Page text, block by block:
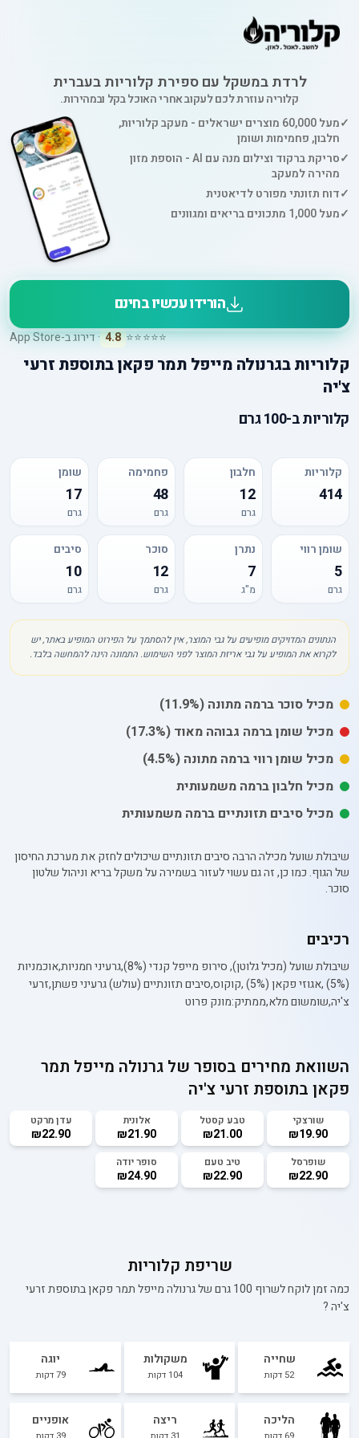
לרדת במשקל עם ספירת קלוריות בעברית
קלוריה עוזרת לכם לעקוב אחרי האוכל בקל ובמהירות.
✓
מעל 60,000 מוצרים ישראלים - מעקב קלוריות,
חלבון, פחמימות ושומן
✓
סריקת ברקוד וצילום מנה עם AI - הוספת מזון
מהירה למעקב
✓דוח תזונתי מפורט לדיאטנית
✓מעל 1,000 מתכונים בריאים ומגוונים
הורידו עכשיו בחינם
⭐⭐⭐⭐⭐
4.8 · דירוג ב-App Store
קלוריותבגרנולה מייפל תמר פקאן בתוספת זרעי
צ'יה
קלוריותב-100 גרם
קלוריות
414
חלבון
12
גרם
פחמימה
48
גרם
שומן
17
גרם
שומן רווי
5
גרם
נתרן
7
מ"ג
סוכר
12
גרם
סיבים
10
גרם
הנתונים המדויקים מופיעים על גבי המוצר, אין להסתמך על הפירוט המופיע באתר, יש
לקרוא את המופיע על גבי אריזת המוצר לפני השימוש. התמונה הינה להמחשה בלבד.
מכיל סוכר ברמה מתונה (11.9%)
מכיל שומןברמה גבוהה מאוד (17.3%)
מכיל שומן רוויברמה מתונה (4.5%)
מכיל חלבון ברמה משמעותית
מכיל סיבים תזונתיים ברמה משמעותית
שיבולת שועל מכילה הרבה סיבים תזונתיים שיכולים לחזק את מערכת החיסון
של הגוף. כמו כן, זה גם עשוי לעזור בשמירה על משקל בריא וניהול שלטון
סוכר.
רכיבים
שיבולת שועל (מכיל גלוטן), סירופ מייפל קנדי (8%),גרעיני חמניות,אוכמניות
(5%) ,אגוזי פקאן (5%) ,קוקוס,סיבים תזונתיים (עולש) גרעיני פשתן,זרעי
צ'יה,שומשום מלא,ממתיק:מונק פרוט
השוואת מחירים בסופר של גרנולה מייפל תמר
פקאן בתוספת זרעי צ'יה
שורצקי
₪19.90
טבע קסטל
₪21.00
אלונית
₪21.90
עדן מרקט
₪22.90
שופרסל
₪22.90
טיב טעם
₪22.90
סופר יודה
₪24.90
שריפת קלוריות
כמה זמן לוקח לשרוף 100 גרם של
גרנולה מייפל תמר פקאן בתוספת זרעי
צ'יה?
שחייה
52 דקות
משקולות
104 דקות
יוגה
79דקות
הליכה ריצה אופניים